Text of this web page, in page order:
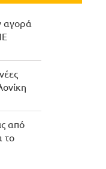
αγορά
από
το